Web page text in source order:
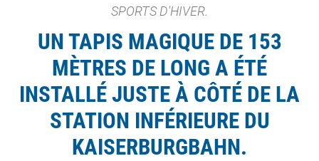
SPORTS D'HIVER.
UN TAPIS MAGIQUE DE 153
MÈTRES DE LONG A ÉTÉ
INSTALLÉ JUSTE À CÔTÉ DE LA
STATION INFÉRIEURE DU
KAISERBURGBAHN.